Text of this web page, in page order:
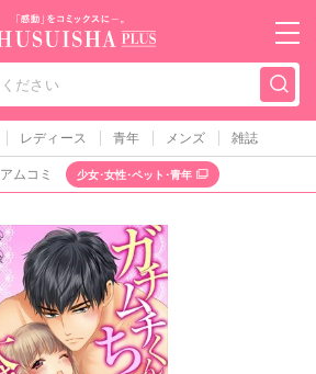
秋水社PLUS（テ
レディース 青年 メンズ 雑誌
アムコミ 少女･女性･ペット･青年